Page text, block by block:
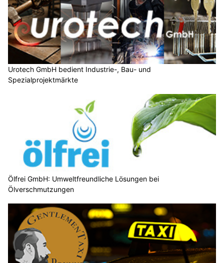
Urotech GmbH bedient Industrie-, Bau- und
Spezialprojektmärkte
Ölfrei GmbH: Umweltfreundliche Lösungen bei
Ölverschmutzungen